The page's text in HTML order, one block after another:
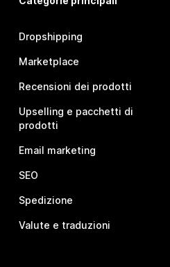
Dropshipping
Marketplace
Recensioni dei prodotti
Upselling e pacchetti di
prodotti
Email marketing
SEO
Spedizione
Valute e traduzioni